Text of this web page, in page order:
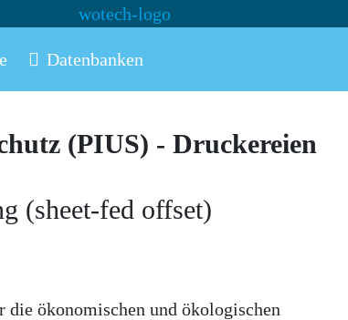
Datenbanken
(PIUS) - Druckereien
(sheet-fed offset)
ökonomischen und ökologischen